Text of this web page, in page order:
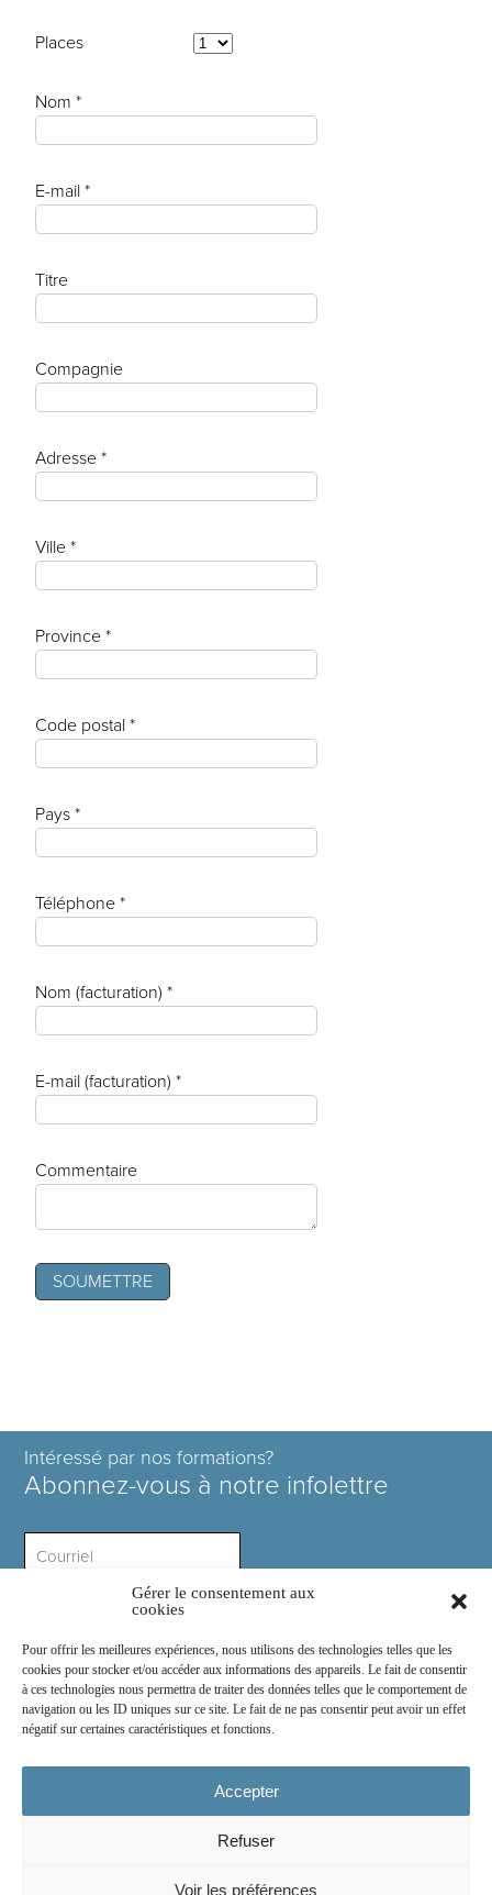
Gérer le consentement aux
cookies
Pour offrir les meilleures expériences, nous utilisons des technologies telles que les
cookies pour stocker et/ou accéder aux informations des appareils. Le fait de consentir
à ces technologies nous permettra de traiter des données telles que le comportement de
navigation ou les ID uniques sur ce site. Le fait de ne pas consentir peut avoir un effet
négatif sur certaines caractéristiques et fonctions.
Accepter
Refuser
Voir les préférences
Places
Nom *
E-mail *
Titre
Compagnie
Adresse *
Ville *
Province *
Code postal *
Pays *
Téléphone *
Nom (facturation) *
E-mail (facturation) *
Commentaire
Intéressé par nos formations?
Abonnez-vous à notre infolettre